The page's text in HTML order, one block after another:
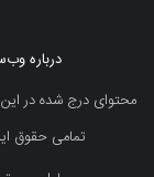
درباره
محتوای درج شده در این
تمامی حقوق